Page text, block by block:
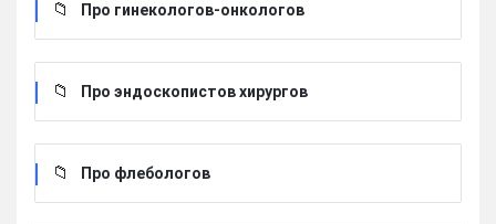
Про гинекологов-онкологов
Про эндоскопистов хирургов
Про флебологов